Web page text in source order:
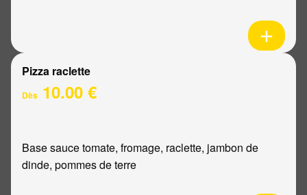
Pizza raclette
Dès 10.00 €
Base sauce tomate, fromage, raclette, jambon de
dinde, pommes de terre